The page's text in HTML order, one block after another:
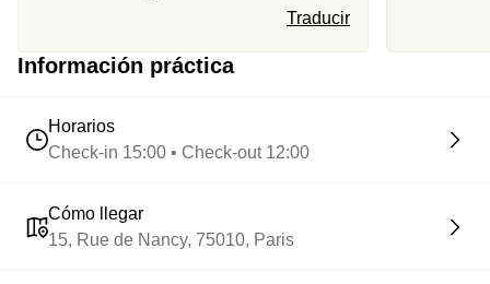
bienvenue de la part de STAYCATION,
décevant, planche mixte à partager avec
frigo (jambon plus dure sur les côtés)
Traducir
Información práctica
Horarios
Check-in 15:00 • Check-out 12:00
Cómo llegar
15, Rue de Nancy, 75010, Paris